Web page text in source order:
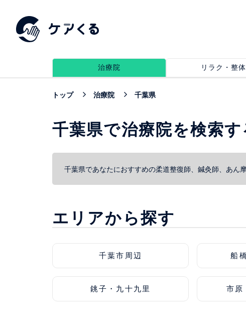
治療院 リラク・整体
トップ 治療院 千葉県
千葉県で治療院を検索す
千葉県であなたにおすすめの柔道整復師、鍼灸師、あん
エリアから探す
千葉市周辺 船
銚子・九十九里 市原